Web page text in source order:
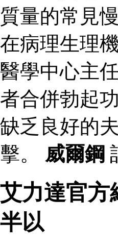
質量的常見
在病理生理
醫學中心主
者合併勃起
缺乏良好的
擊。 威爾鋼
艾力達官方
半以